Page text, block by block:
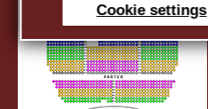
Cookie settings